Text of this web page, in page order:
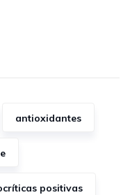
antioxidantes
positivas